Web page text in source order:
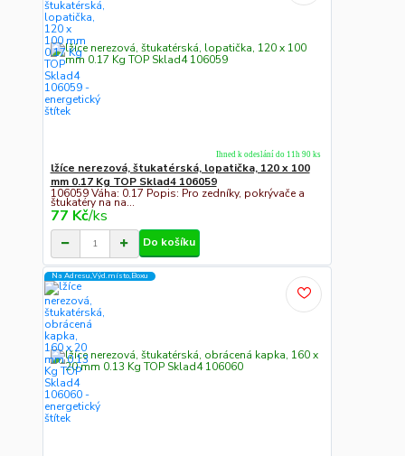
lžíce nerezová, štukatérská, lopatička, 120 x 100
mm 0.17 Kg TOP Sklad4 106059
106059 Váha: 0.17 Popis: Pro zedníky, pokrývače a
štukatéry na na...
77 Kč/ks
Ihned k odeslání do 11h 90 ks
Do košíku
Na Adresu,Výd.místo,Boxu